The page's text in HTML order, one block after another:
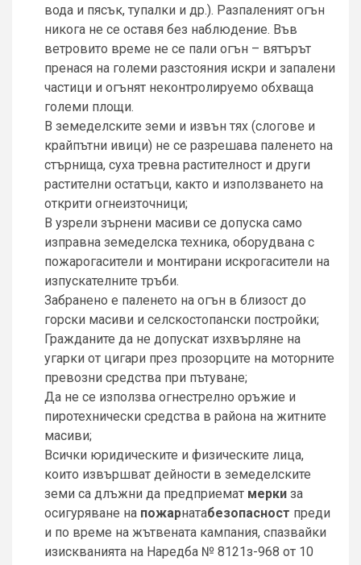
вода и пясък, тупалки и др.). Разпаленият огън
никога не се оставя без наблюдение. Във
ветровито време не се пали огън – вятърът
пренася на големи разстояния искри и запалени
частици и огънят неконтролируемо обхваща
големи площи.
В земеделските земи и извън тях (слогове и
крайпътни ивици) не се разрешава паленето на
стърнища, суха тревна растителност и други
растителни остатъци, както и използването на
открити огнеизточници;
В узрели зърнени масиви се допуска само
изправна земеделска техника, оборудвана с
пожарогасители и монтирани искрогасители на
изпускателните тръби.
Забранено е паленето на огън в близост до
горски масиви и селскостопански постройки;
Гражданите да не допускат изхвърляне на
угарки от цигари през прозорците на моторните
превозни средства при пътуване;
Да не се използва огнестрелно оръжие и
пиротехнически средства в района на житните
масиви;
Всички юридическите и физическите лица,
които извършват дейности в земеделските
земи са длъжни да предприемат мерки за
осигуряване на пожарнатабезопасност преди
и по време на жътвената кампания, спазвайки
изискванията на Наредба № 8121з-968 от 10